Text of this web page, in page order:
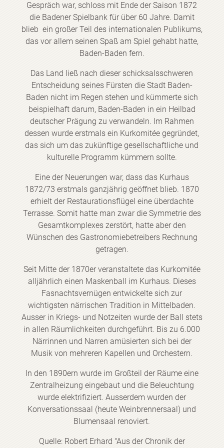
Gespräch war, schloss mit Ende der Saison 1872
die Badener Spielbank für über 60 Jahre. Damit
blieb ein großer Teil des internationalen Publikums,
das vor allem seinen Spaß am Spiel gehabt hatte,
Baden-Baden fern.
Das Land ließ nach dieser schicksalsschweren
Entscheidung seines Fürsten die Stadt Baden-
Baden nicht im Regen stehen und kümmerte sich
beispielhaft darum, Baden-Baden in ein Heilbad
deutscher Prägung zu verwandeln. Im Rahmen
dessen wurde erstmals ein Kurkomitée gegründet,
das sich um das zukünftige gesellschaftliche und
kulturelle Programm kümmern sollte.
Eine der Neuerungen war, dass das Kurhaus
1872/73 erstmals ganzjährig geöffnet blieb. 1870
erhielt der Restaurationsflügel eine überdachte
Terrasse. Somit hatte man zwar die Symmetrie des
Gesamtkomplexes zerstört, hatte aber den
Wünschen des Gastronomiebetreibers Rechnung
getragen.
Seit Mitte der 1870er veranstaltete das Kurkomitée
alljährlich einen Maskenball im Kurhaus. Dieses
Fasnachtsvernügen entwickelte sich zur
wichtigsten närrischen Tradition in Mittelbaden.
Ausser in Kriegs- und Notzeiten wurde der Ball stets
in allen Räumlichkeiten durchgeführt. Bis zu 6.000
Närrinnen und Narren amüsierten sich bei der
Musik von mehreren Kapellen und Orchestern.
In den 1890ern wurde im Großteil der Räume eine
Zentralheizung eingebaut und die Beleuchtung
wurde elektrifiziert. Ausserdem wurden der
Konversationssaal (heute Weinbrennersaal) und
Blumensaal renoviert.
Quelle: Robert Erhard "Aus der Chronik der